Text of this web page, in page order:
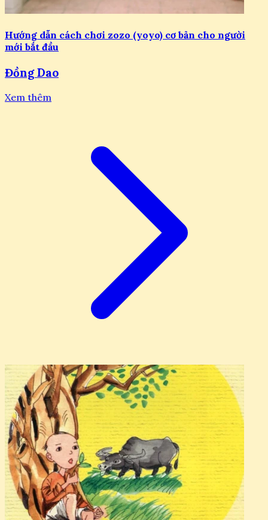
Hướng dẫn cách chơi zozo (yoyo) cơ bản cho người
mới bắt đầu
Đồng Dao
Xem thêm